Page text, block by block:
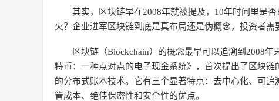
其实，区块链早在2008年就被提及，10年时间里是
火？企业进军区块链到底是真布局还是伪概念，投资者需
区块链（Blockchain）的概念最早可以追溯到2008
特币：一种点对点的电子现金系统》，首次提出了区块
的分布式账本技术。它有三个显著特点：去中心化、可
管成本、绝佳保密性和安全性的优点。